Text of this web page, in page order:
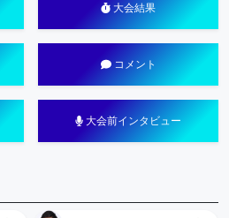
大会結果
コメント
大会前インタビュー